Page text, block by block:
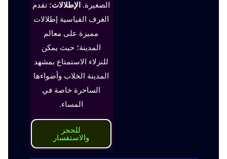
الصغيرة. الإطلالات: تقدم
الغرف القياسية إطلالات
مميزة على معالم
المدينة؛ حيث يمكن
للنزلاء الاستمتاع بمشهد
المدينة الخلاب وأضواءها
الساحرة خاصة في
المساء.
للحجز
والاستفسار